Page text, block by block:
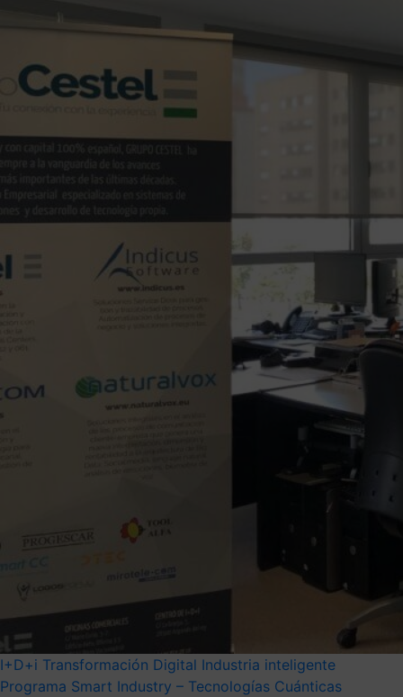
I+D+i Transformación Digital Industria inteligente
Programa Smart Industry – Tecnologías Cuánticas